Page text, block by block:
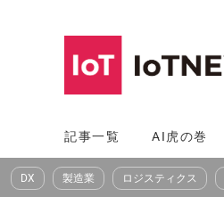
へ
ス
記事一覧 AI虎の巻
DX 製造業 ロジスティクス